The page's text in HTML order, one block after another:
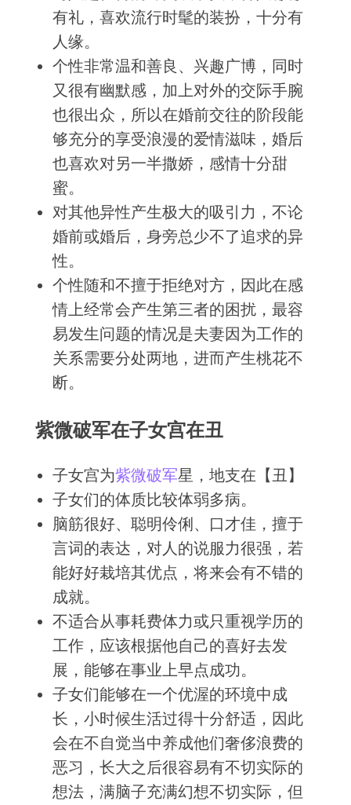
有礼，喜欢流行时髦的装扮，十分有
人缘。
个性非常温和善良、兴趣广博，同时
又很有幽默感，加上对外的交际手腕
也很出众，所以在婚前交往的阶段能
够充分的享受浪漫的爱情滋味，婚后
也喜欢对另一半撒娇，感情十分甜
蜜。
对其他异性产生极大的吸引力，不论
婚前或婚后，身旁总少不了追求的异
性。
个性随和不擅于拒绝对方，因此在感
情上经常会产生第三者的困扰，最容
易发生问题的情况是夫妻因为工作的
关系需要分处两地，进而产生桃花不
断。
紫微破军在子女宫在丑
子女宫为紫微破军星，地支在【丑】
子女们的体质比较体弱多病。
脑筋很好、聪明伶俐、口才佳，擅于
言词的表达，对人的说服力很强，若
能好好栽培其优点，将来会有不错的
成就。
不适合从事耗费体力或只重视学历的
工作，应该根据他自己的喜好去发
展，能够在事业上早点成功。
子女们能够在一个优渥的环境中成
长，小时候生活过得十分舒适，因此
会在不自觉当中养成他们奢侈浪费的
恶习，长大之后很容易有不切实际的
想法，满脑子充满幻想不切实际，但